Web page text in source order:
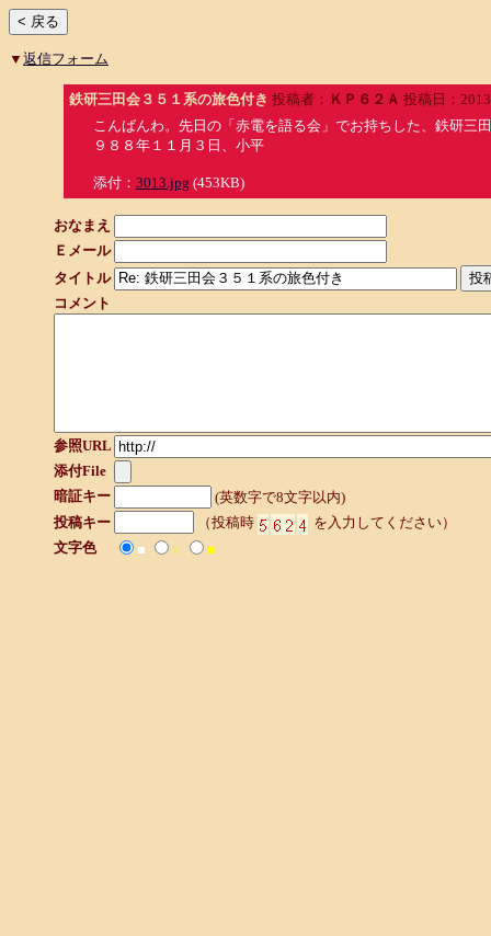
▼ 返信フォーム
鉄研三田会３５１系の旅色付き 投稿者： ＫＰ６２Ａ 投稿日：
こんばんわ。先日の「赤電を語る会」でお持ちした、鉄研三
９８８年１１月３日、小平
添付： 3013.jpg (453KB)
おなまえ
Ｅメール
タイトル
コメント
参照URL
添付File
暗証キー
(英数字で8文字以内)
投稿キー
（投稿時
を入力してください）
文字色
■ ■ ■